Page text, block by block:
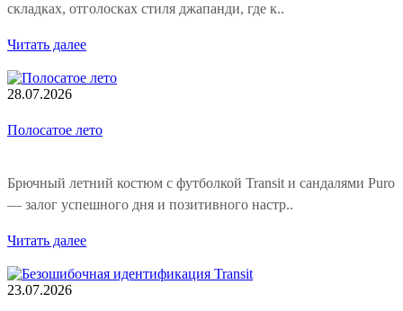
складках, отголосках стиля джапанди, где к..
Читать далее
28.07.2026
Полосатое лето
Брючный летний костюм c футболкой Transit и сандалями Puro
— залог успешного дня и позитивного настр..
Читать далее
23.07.2026